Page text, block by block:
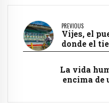
PREVIOUS
Vijes, el
donde el
La vida
encima de